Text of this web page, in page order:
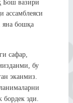
Бош вазири
ассамблеяси
яна бошқа
сафар,
бу
эканмиз.
эди.